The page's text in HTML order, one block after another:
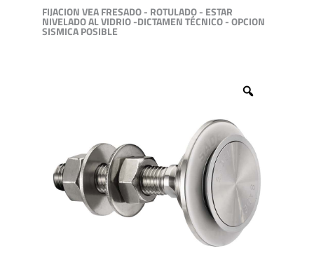
FIJACION VEA FRESADO - ROTULADO - ESTAR
NIVELADO AL VIDRIO -DICTAMEN TÉCNICO - OPCION
SISMICA POSIBLE